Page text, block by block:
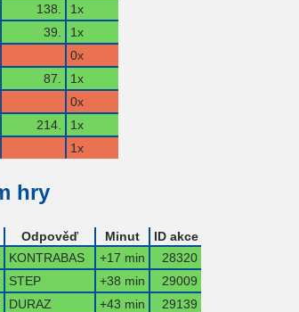
138.
1x
39.
1x
0x
87.
1x
0x
214.
1x
1x
hry
Odpověď Minut
ID akce
KONTRABAS +17 min
28320
STEP +38 min
29009
DURAZ +43 min
29139